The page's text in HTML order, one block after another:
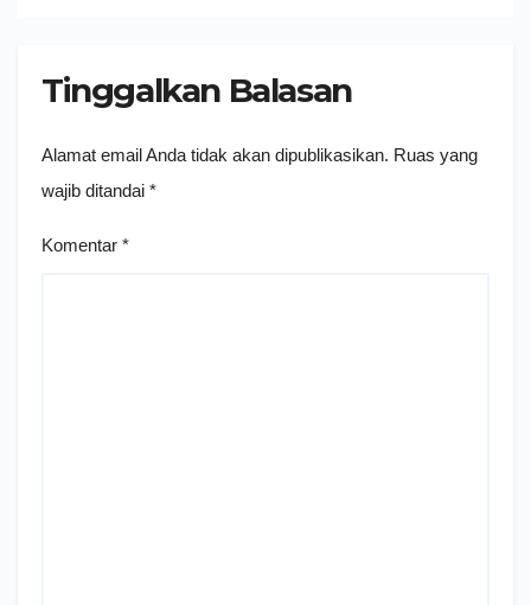
Tinggalkan Balasan
Alamat email Anda tidak akan dipublikasikan. Ruas yang
wajib ditandai *
Komentar *